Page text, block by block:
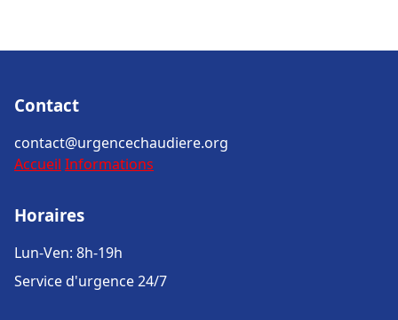
Contact
contact@urgencechaudiere.org
Accueil Informations
Horaires
Lun-Ven: 8h-19h
Service d'urgence 24/7